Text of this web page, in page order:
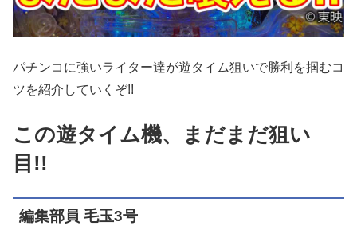
パチンコに強いライター達が遊タイム狙いで勝利を掴むコ
ツを紹介していくぞ!!
この遊タイム機、まだまだ狙い
目!!
編集部員 毛玉3号